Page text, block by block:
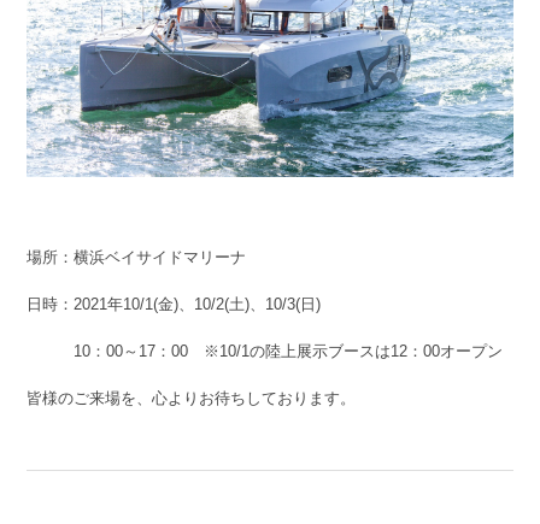
場所：横浜ベイサイドマリーナ
日時：2021年10/1(金)、10/2(土)、10/3(日)
10：00～17：00 ※10/1の陸上展示ブースは12：00オープン
皆様のご来場を、心よりお待ちしております。